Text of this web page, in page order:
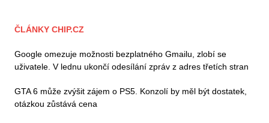
ČLÁNKY CHIP.CZ
Google omezuje možnosti bezplatného Gmailu, zlobí se
uživatele. V lednu ukončí odesílání zpráv z adres třetích stran
GTA 6 může zvýšit zájem o PS5. Konzolí by měl být dostatek,
otázkou zůstává cena